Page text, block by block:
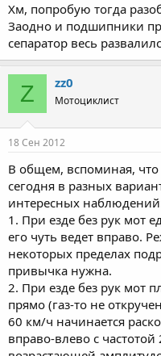
Хм, попробую тогда
Заодно и подшипники
сепаратор весь
Z zz0
Мотоциклист
18 Сен 2012
В общем, вспоминая, что
сегодня в разных
интересных
1. При езде без рук мот
его чуть ведет вправо.
некоторых пределах
привычка нужна.
2. При езде без рук мот
прямо (газ-то не
60 км/ч начинается
вправо-влево с частотой